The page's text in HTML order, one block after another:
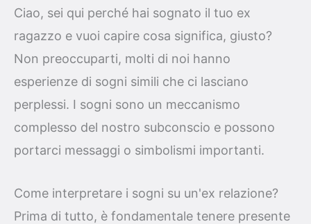
Ciao, sei qui perché hai sognato il tuo ex
ragazzo e vuoi capire cosa significa, giusto?
Non preoccuparti, molti di noi hanno
esperienze di sogni simili che ci lasciano
perplessi. I sogni sono un meccanismo
complesso del nostro subconscio e possono
portarci messaggi o simbolismi importanti.
Come interpretare i sogni su un'ex relazione?
Prima di tutto, è fondamentale tenere presente